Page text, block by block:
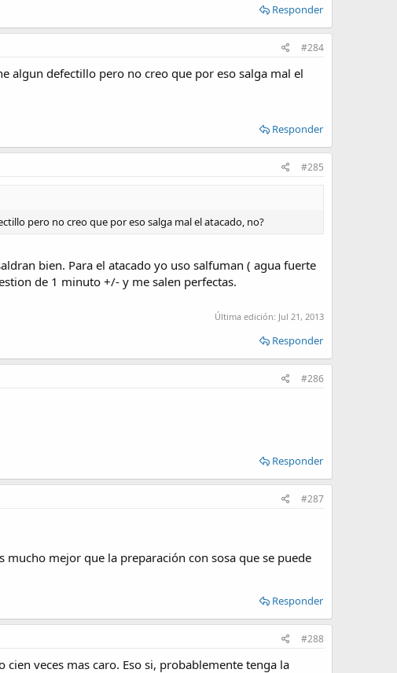
Responder
#284
algun defectillo pero no creo que por eso salga mal el
Responder
#285
pero no creo que por eso salga mal el atacado, no?
bien. Para el atacado yo uso salfuman ( agua fuerte
de 1 minuto +/- y me salen perfectas.
Última edición: Jul 21, 2013
Responder
#286
Responder
#287
mejor que la preparación con sosa que se puede
Responder
#288
veces mas caro. Eso si, probablemente tenga la